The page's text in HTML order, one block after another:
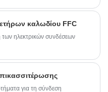
καλωδίου FFC
των ηλεκτρικών συνδέσεων
για τη σύνδεση